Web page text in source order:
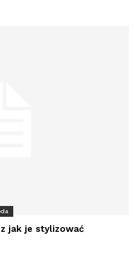
jak je stylizować